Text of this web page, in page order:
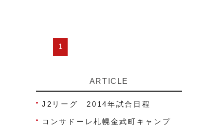
1
ARTICLE
J2リーグ 2014年試合日程
コンサドーレ札幌金武町キャンプ